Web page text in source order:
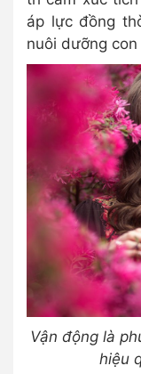
áp lực đồng
nuôi dưỡng
Vận động là
hiệu